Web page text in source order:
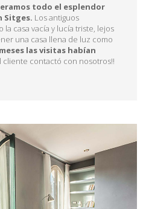
todo el esplendor
Sitges. Los antiguos
casa vacía y lucía triste, lejos
una casa llena de luz como
las visitas habían
cliente contactó con nosotros!!